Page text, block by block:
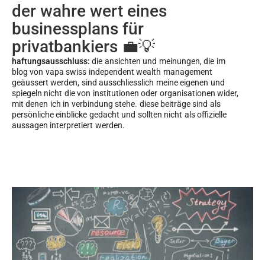
der wahre wert eines
businessplans für
privatbankiers 💼💡
haftungsausschluss: die ansichten und meinungen, die im
blog von vapa swiss independent wealth management
geäussert werden, sind ausschliesslich meine eigenen und
spiegeln nicht die von institutionen oder organisationen wider,
mit denen ich in verbindung stehe. diese beiträge sind als
persönliche einblicke gedacht und sollten nicht als offizielle
aussagen interpretiert werden.